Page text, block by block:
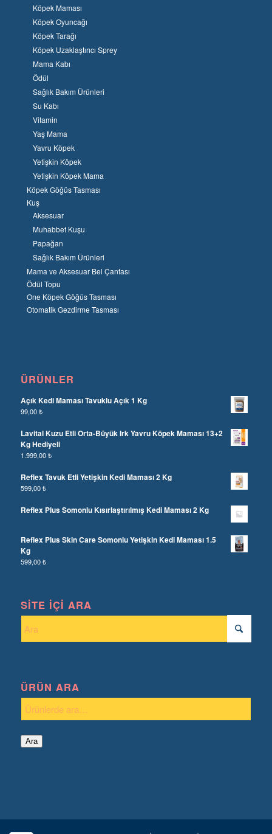
Köpek Maması
Köpek Oyuncağı
Köpek Tarağı
Köpek Uzaklaştırıcı Sprey
Mama Kabı
Ödül
Sağlık Bakım Ürünleri
Su Kabı
Vitamin
Yaş Mama
Yavru Köpek
Yetişkin Köpek
Yetişkin Köpek Mama
Köpek Göğüs Tasması
Kuş
Aksesuar
Muhabbet Kuşu
Papağan
Sağlık Bakım Ürünleri
Mama ve Aksesuar Bel Çantası
Ödül Topu
One Köpek Göğüs Tasması
Otomatik Gezdirme Tasması
ÜRÜNLER
Açık Kedi Maması Tavuklu Açık 1 Kg
99,00₺
Lavital Kuzu Etli Orta-Büyük Irk Yavru Köpek Maması 13+2
Kg Hediyeli
1.999,00₺
Reflex Tavuk Etli Yetişkin Kedi Maması 2 Kg
599,00₺
Reflex Plus Somonlu Kısırlaştırılmış Kedi Maması 2 Kg
Reflex Plus Skin Care Somonlu Yetişkin Kedi Maması 1.5
Kg
599,00₺
SITE İÇI ARA
ÜRÜN ARA
Ara